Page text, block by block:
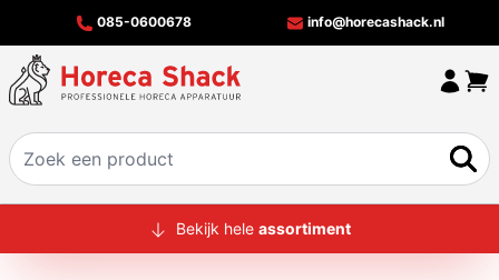
085-0600678 info@horecashack.nl
HOME
Bekijk hele assortiment